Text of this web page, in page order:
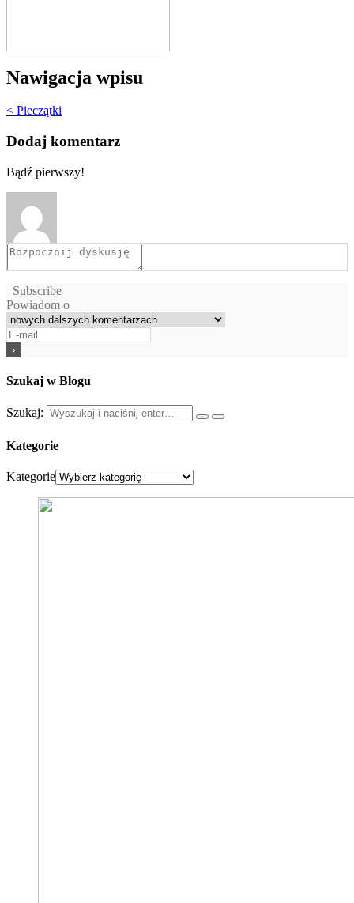
Nawigacja wpisu
< Pieczątki
Dodaj komentarz
Bądź pierwszy!
Subscribe
Powiadom o
Szukaj w Blogu
Szukaj:
Kategorie
Kategorie